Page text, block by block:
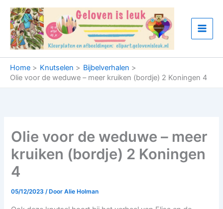
naar
inhoud
Home Knutselen
Bijbelverhalen
Olie voor de weduwe – meer kruiken (bordje) 2 Koningen 4
Olie voor de weduwe – meer
kruiken (bordje) 2 Koningen
4
05/12/2023/ DoorAlie Holman